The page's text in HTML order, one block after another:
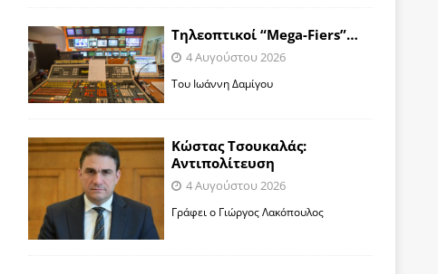
Tηλεοπτικοί “Mega-Fiers”…
4 Αυγούστου 2026
Toυ Ιωάννη Δαμίγου
Κώστας Τσουκαλάς:
Αντιπολίτευση
4 Αυγούστου 2026
Γράφει ο Γιώργος Λακόπουλος